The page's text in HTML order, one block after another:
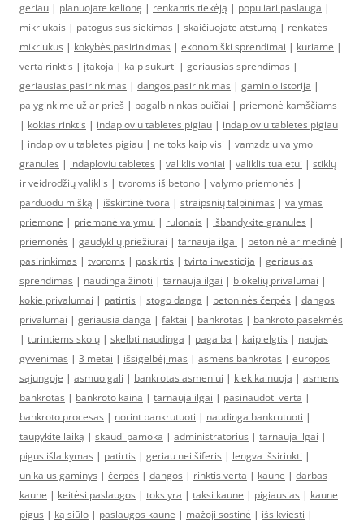
geriau | planuojate kelionę | renkantis tiekėją | populiari paslauga |
mikriukais | patogus susisiekimas | skaičiuojate atstumą | renkatės
mikriukus | kokybės pasirinkimas | ekonomiški sprendimai | kuriame |
verta rinktis | įtakoja | kaip sukurti | geriausias sprendimas |
geriausias pasirinkimas | dangos pasirinkimas | gaminio istorija |
palyginkime už ar prieš | pagalbininkas buičiai | priemonė kamščiams
| kokias rinktis | indaploviu tabletes pigiau | indaploviu tabletes pigiau
| indaploviu tabletes pigiau | ne toks kaip visi | vamzdziu valymo
granules | indaploviu tabletes | valiklis voniai | valiklis tualetui | stiklų
ir veidrodžių valiklis | tvoroms iš betono | valymo priemonės |
parduodu mišką | išskirtinė tvora | straipsnių talpinimas | valymas
priemone | priemonė valymui | rulonais | išbandykite granules |
priemonės | gaudyklių priežiūrai | tarnauja ilgai | betoninė ar medinė |
pasirinkimas | tvoroms | paskirtis | tvirta investicija | geriausias
sprendimas | naudinga žinoti | tarnauja ilgai | blokelių privalumai |
kokie privalumai | patirtis | stogo danga | betoninės čerpės | dangos
privalumai | geriausia danga | faktai | bankrotas | bankroto pasekmės
| turintiems skolų | skelbti naudinga | pagalba | kaip elgtis | naujas
gyvenimas | 3 metai | išsigelbėjimas | asmens bankrotas | europos
sąjungoje | asmuo gali | bankrotas asmeniui | kiek kainuoja | asmens
bankrotas | bankroto kaina | tarnauja ilgai | pasinaudoti verta |
bankroto procesas | norint bankrutuoti | naudinga bankrutuoti |
taupykite laiką | skaudi pamoka | administratorius | tarnauja ilgai |
pigus išlaikymas | patirtis | geriau nei šiferis | lengva išsirinkti |
unikalus gaminys | čerpės | dangos | rinktis verta | kaune | darbas
kaune | keitėsi paslaugos | toks yra | taksi kaune | pigiausias | kaune
pigus | ką siūlo | paslaugos kaune | mažoji sostinė | išsikviesti |